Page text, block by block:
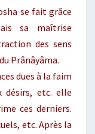
se fait grâce
sa maîtrise
des sens
Prânâyâma.
dues à la faim
désirs, etc. elle
ces derniers.
etc. Après la